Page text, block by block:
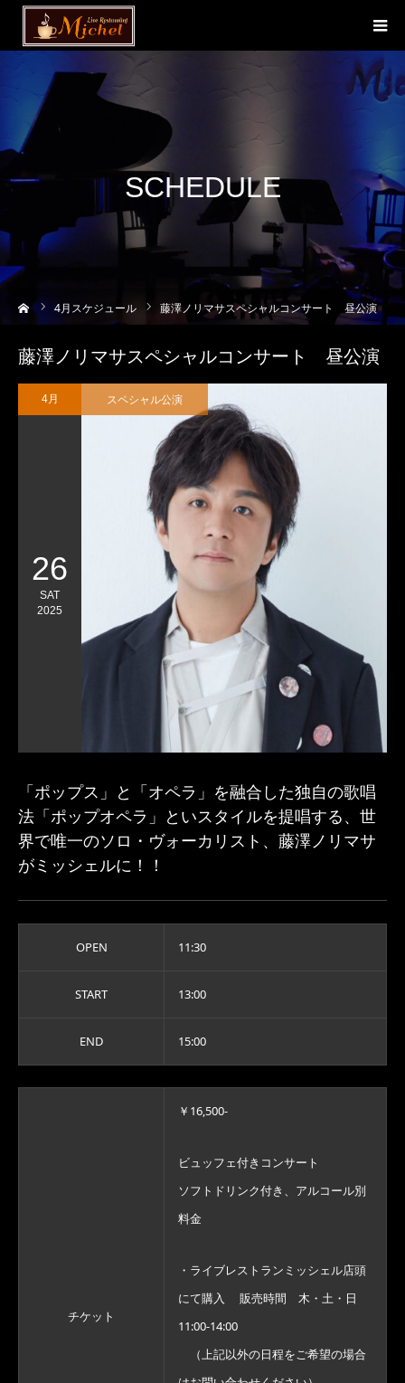
SCHEDULE
4月スケジュール 藤澤ノリマサスペシャルコンサート 昼公演
藤澤ノリマサスペシャルコンサート 昼公演
4月
26
SAT
2025
スペシャル公演
「ポップス」と「オペラ」を融合した独自の歌唱
法「ポップオペラ」といスタイルを提唱する、世
界で唯一のソロ・ヴォーカリスト、藤澤ノリマサ
がミッシェルに！！
OPEN 11:30
START 13:00
END 15:00
チケット
￥16,500-
ビュッフェ付きコンサート
ソフトドリンク付き、アルコール別
料金
・ライブレストランミッシェル店頭
にて購入 販売時間 木・土・日
11:00-14:00
（上記以外の日程をご希望の場合